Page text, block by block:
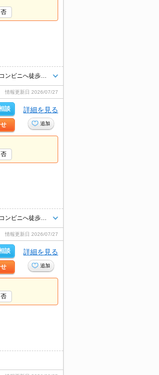
否
情報更新日 2026/07/27
談 詳細を見る
追加
否
情報更新日 2026/07/27
談 詳細を見る
追加
否